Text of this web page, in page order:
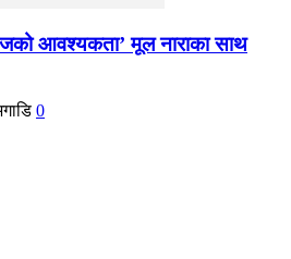
आवश्यकता’ मूल नाराका साथ
0